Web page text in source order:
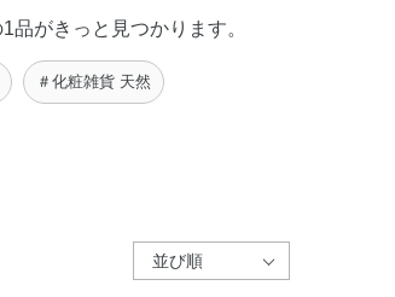
がきっと見つかります。
＃化粧雑貨 天然